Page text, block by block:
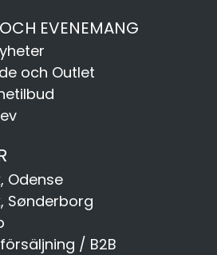
EVENEMANG
och Outlet
Odense
Sønderborg
/ B2B